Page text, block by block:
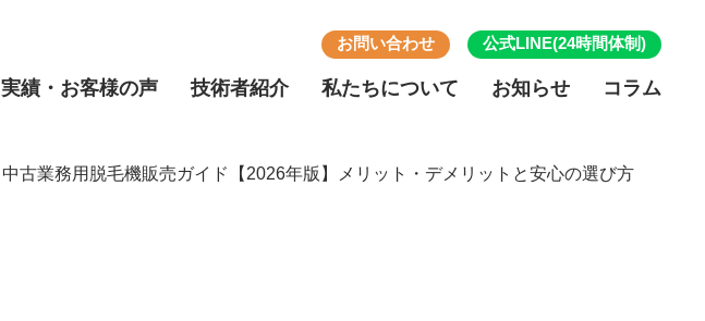
お問い合わせ 公式LINE(24時間体制)
実績・お客様の声 技術者紹介 私たちについて お知らせ コラム
中古業務用脱毛機販売ガイド【2026年版】メリット・デメリットと安心の選び方